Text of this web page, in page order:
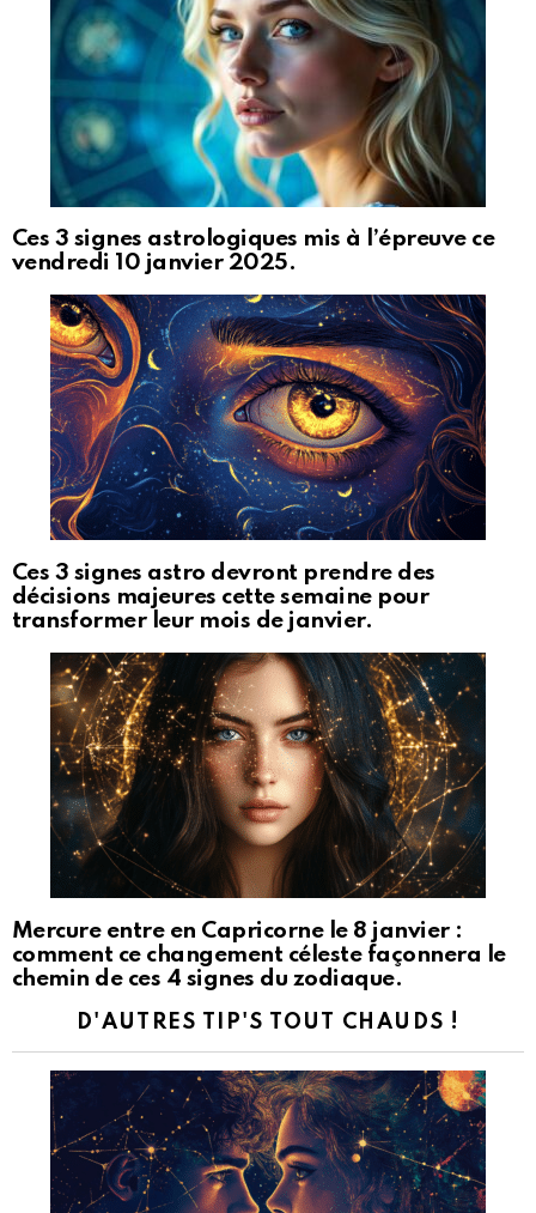
Ces 3 signes astrologiques mis à l’épreuve ce
vendredi 10 janvier 2025.
Ces 3 signes astro devront prendre des
décisions majeures cette semaine pour
transformer leur mois de janvier.
Mercure entre en Capricorne le 8 janvier :
comment ce changement céleste façonnera le
chemin de ces 4 signes du zodiaque.
D'AUTRES TIP'S TOUT CHAUDS !